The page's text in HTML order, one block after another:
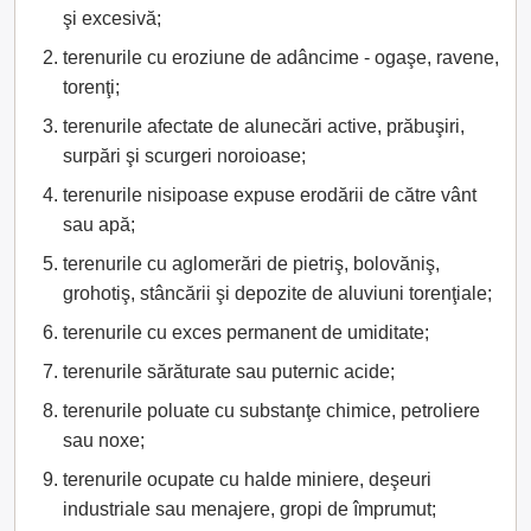
şi excesivă;
terenurile cu eroziune de adâncime - ogaşe, ravene,
torenţi;
terenurile afectate de alunecări active, prăbuşiri,
surpări şi scurgeri noroioase;
terenurile nisipoase expuse erodării de către vânt
sau apă;
terenurile cu aglomerări de pietriş, bolovăniş,
grohotiş, stâncării şi depozite de aluviuni torenţiale;
terenurile cu exces permanent de umiditate;
terenurile sărăturate sau puternic acide;
terenurile poluate cu substanţe chimice, petroliere
sau noxe;
terenurile ocupate cu halde miniere, deşeuri
industriale sau menajere, gropi de împrumut;